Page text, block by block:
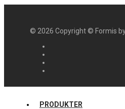
© 2026 Copyright © Formis
PRODUKTER